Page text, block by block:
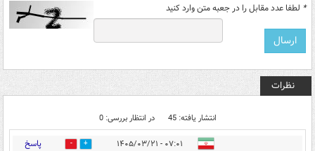
* لطفا عدد مقابل را در جعبه متن وارد کنید
نظرات
انتشار یافته: 45 در انتظار بررسی: 0
۰۷:۰۱ - ۱۴۰۵/۰۳/۲۱ 13 پاسخ